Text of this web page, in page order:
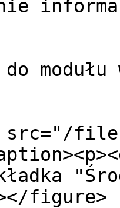
files/
figure>